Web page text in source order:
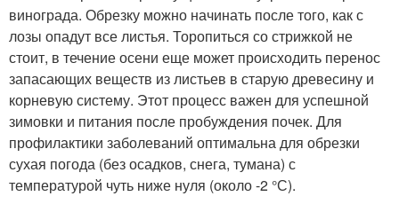
винограда. Обрезку можно начинать после того, как с
лозы опадут все листья. Торопиться со стрижкой не
стоит, в течение осени еще может происходить перенос
запасающих веществ из листьев в старую древесину и
корневую систему. Этот процесс важен для успешной
зимовки и питания после пробуждения почек. Для
профилактики заболеваний оптимальна для обрезки
сухая погода (без осадков, снега, тумана) с
температурой чуть ниже нуля (около -2 °С).